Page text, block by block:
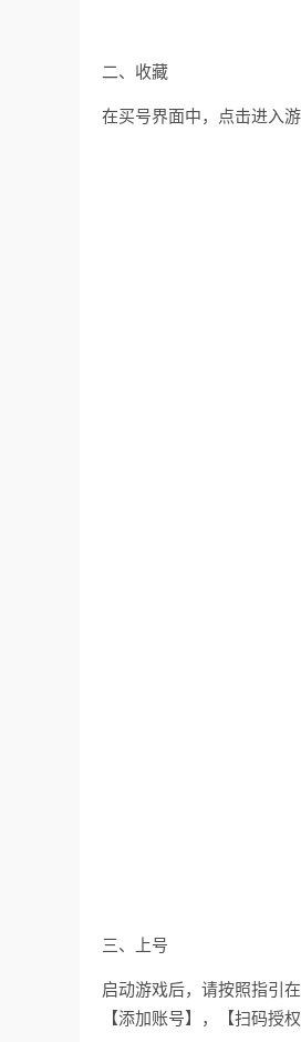
二、收藏
在买号界面中，点击进入
三、上号
启动游戏后，请按照指引
【添加账号】，【扫码授